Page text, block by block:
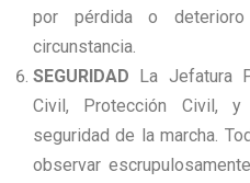
por pérdida o
circunstancia.
SEGURIDAD La Jefatura
Civil, Protección Civil,
seguridad de la marcha.
observar